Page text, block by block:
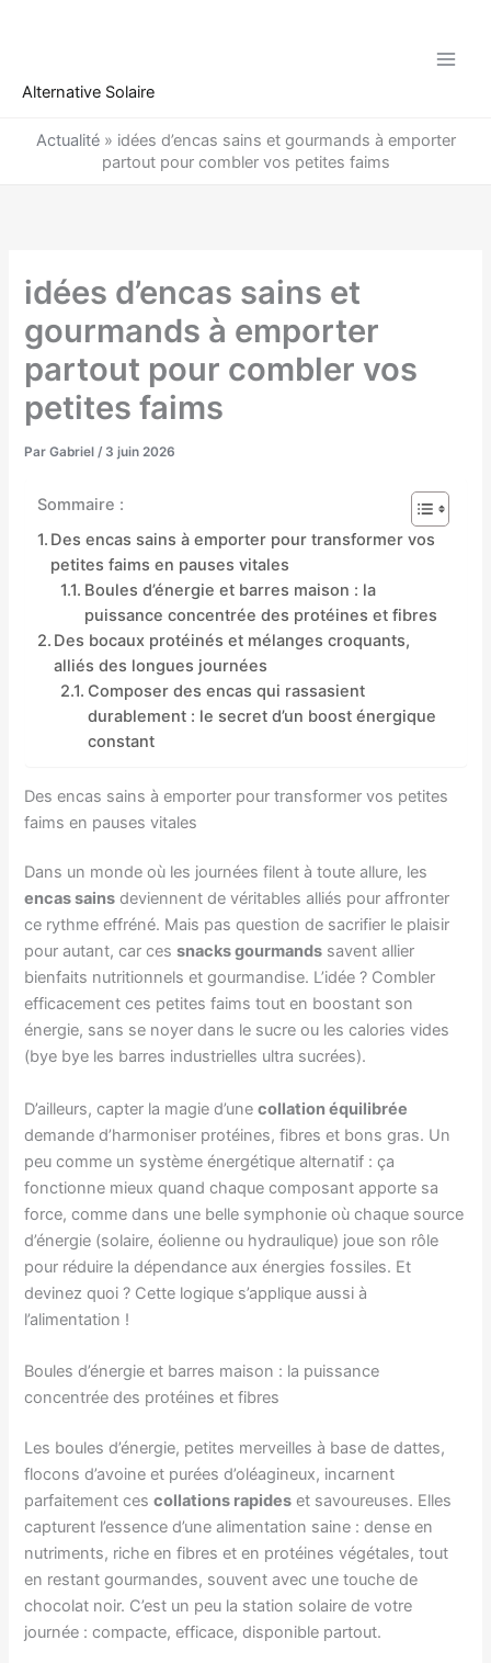
Alternative Solaire
Actualité» idées d’encas sains et gourmands à emporter
partout pour combler vos petites faims
idées d’encas sains et
gourmands à emporter
partout pour combler vos
petites faims
ParGabriel/ 3 juin 2026
Sommaire :
Des encas sains à emporter pour transformer vos
petites faims en pauses vitales
Boules d’énergie et barres maison : la
puissance concentrée des protéines et fibres
Des bocaux protéinés et mélanges croquants,
alliés des longues journées
Composer des encas qui rassasient
durablement : le secret d’un boost énergique
constant
Des encas sains à emporter pour transformer vos petites
faims en pauses vitales
Dans un monde où les journées filent à toute allure, les
encas sains deviennent de véritables alliés pour affronter
ce rythme effréné. Mais pas question de sacrifier le plaisir
pour autant, car cessnacks gourmands savent allier
bienfaits nutritionnels et gourmandise. L’idée ? Combler
efficacement ces petites faims tout en boostant son
énergie, sans se noyer dans le sucre ou les calories vides
(bye bye les barres industrielles ultra sucrées).
D’ailleurs, capter la magie d’unecollation équilibrée
demande d’harmoniser protéines, fibres et bons gras. Un
peu comme un système énergétique alternatif : ça
fonctionne mieux quand chaque composant apporte sa
force, comme dans une belle symphonie où chaque source
d’énergie (solaire, éolienne ou hydraulique) joue son rôle
pour réduire la dépendance aux énergies fossiles. Et
devinez quoi ? Cette logique s’applique aussi à
l’alimentation !
Boules d’énergie et barres maison : la puissance
concentrée des protéines et fibres
Les boules d’énergie, petites merveilles à base de dattes,
flocons d’avoine et purées d’oléagineux, incarnent
parfaitement cescollations rapides et savoureuses. Elles
capturent l’essence d’une alimentation saine : dense en
nutriments, riche en fibres et en protéines végétales, tout
en restant gourmandes, souvent avec une touche de
chocolat noir. C’est un peu la station solaire de votre
journée : compacte, efficace, disponible partout.